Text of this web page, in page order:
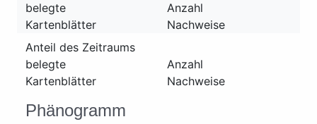
belegte
Kartenblätter
Anzahl
Nachweise
Anteil des Zeitraums
belegte
Kartenblätter
Anzahl
Nachweise
Phänogramm